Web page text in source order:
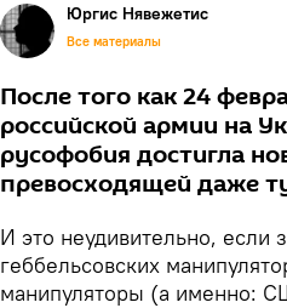
Юргис Нявежетис
Все материалы
После того как 24
российской армии на
русофобия достигла
превосходящей даже
И это неудивительно, если
геббельсовских
манипуляторы (а именно: